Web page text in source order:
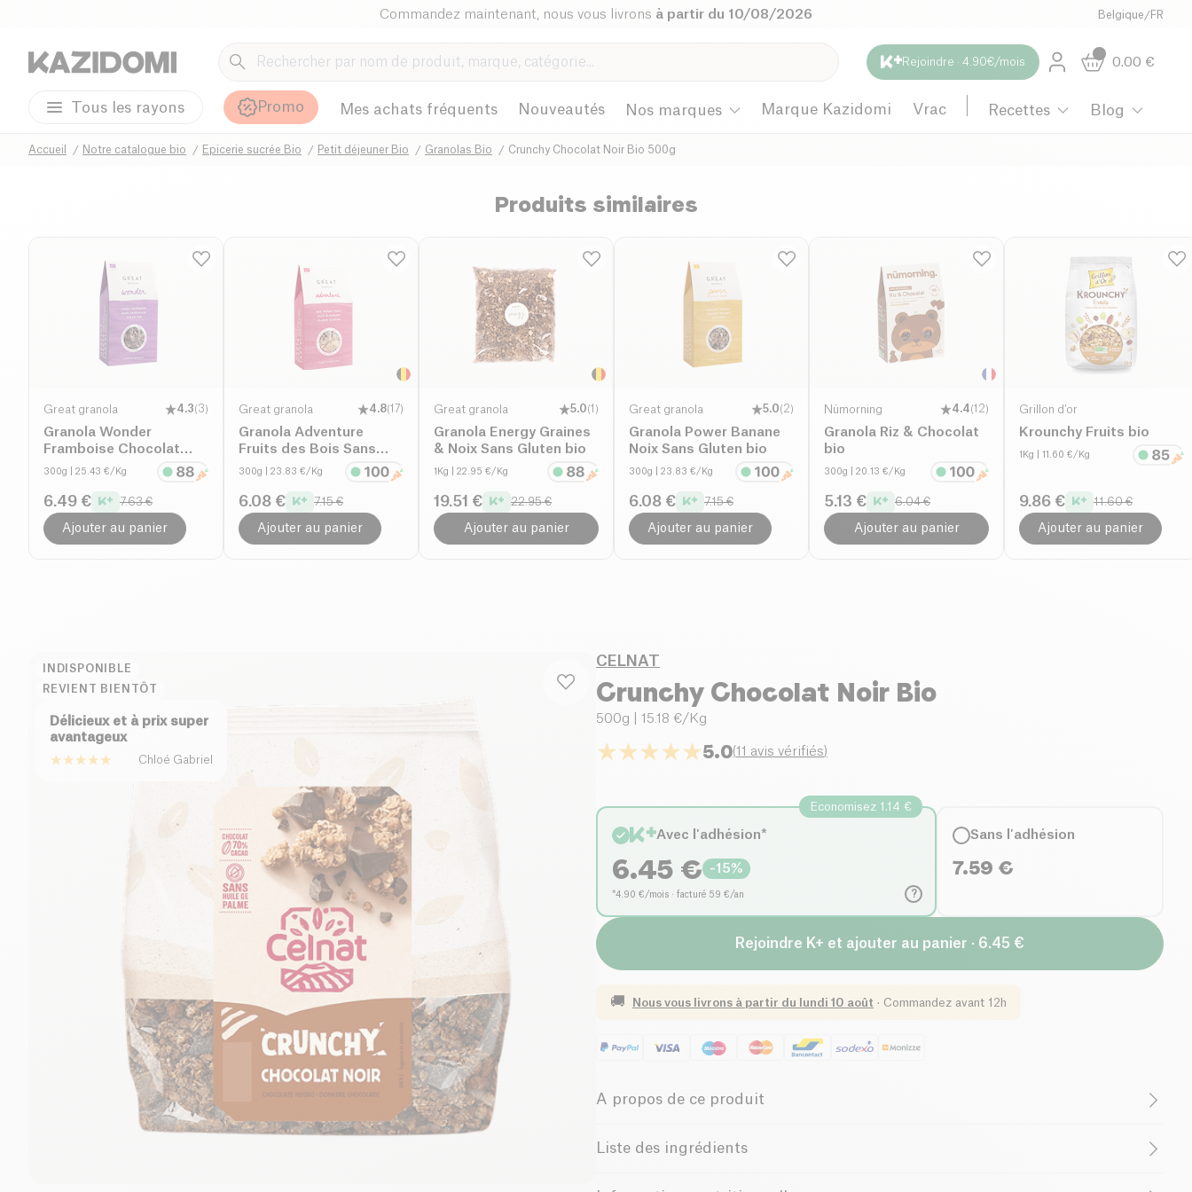
Commandez maintenant, nous vous livrons à partir du 10/08/2026 Belgique /FR
Rejoindre · 4.90€/mois 0.00 €
Tous les rayons Promo Mes achats fréquents Nouveautés Nos marques Marque Kazidomi Vrac Recettes Blog
Accueil Notre catalogue bio Epicerie sucrée Bio Petit déjeuner Bio Granolas Bio Crunchy Chocolat Noir Bio 500g
Produits similaires
Great granola 4.3(3)
Granola Wonder
Framboise Chocolat
Sans Gluten bio
300g | 25.43 €/Kg
6.49 € 7.63 €
Ajouter au panier
Great granola 4.8(17)
Granola Adventure
Fruits des Bois Sans
Gluten bio
300g | 23.83 €/Kg
6.08 € 7.15 €
Ajouter au panier
Great granola 5.0(1 )
Granola Energy Graines
& Noix Sans Gluten bio
1Kg | 22.95 €/Kg
19.51 € 22.95 €
Ajouter au panier
Great granola 5.0(2)
Granola Power Banane
Noix Sans Gluten bio
300g | 23.83 €/Kg
6.08 € 7.15 €
Ajouter au panier
Nümorning 4.4(12)
Granola Riz & Chocolat
bio
300g | 20.13 €/Kg
5.13 € 6.04 €
Ajouter au panier
Grillon d’or
Krounchy Fruits bio
1Kg | 11.60 €/Kg
9.86 € 11.60 €
Ajouter au panier
INDISPONIBLE
REVIENT BIENTÔT
Délicieux et à prix super
avantageux
Chloé Gabriel
CELNAT
Crunchy Chocolat Noir Bio
500g | 15.18 €/Kg
5.0(11 avis vérifiés)
?
Economisez 1.14 €
Avec l'adhésion*
6.45 € -15%
*4.90 €/mois · facturé 59 €/an
Sans l'adhésion
7.59 €
Rejoindre K+ et ajouter au panier · 6.45 €
🚚 Nous vous livrons à partir du lundi 10 août · Commandez avant 12h
A propos de ce produit
Vegan Biologique
Liste des ingrédients